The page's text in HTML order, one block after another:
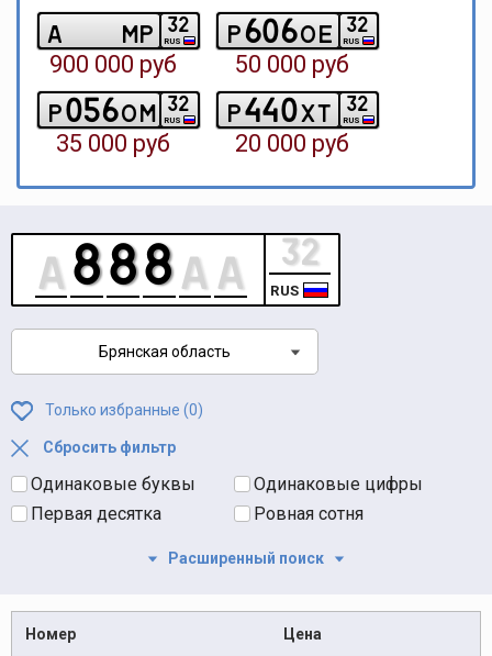
a mp RUS
32
900 000 руб
p606oe RUS
32
50 000 руб
p056om RUS
32
35 000 руб
p440xt RUS
32
20 000 руб
RUS
Брянская область
Только избранные (0)
Сбросить фильтр
Одинаковые буквы
Одинаковые цифры
Первая десятка
Ровная сотня
Расширенный поиск
Номер Цена